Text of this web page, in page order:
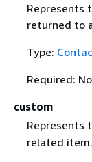
Represents
returned to
Type:
Required: No
custom
Represents
related item.